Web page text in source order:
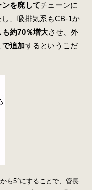
ンを廃してチェーンに
し、吸排気系もCB-1か
約70％増大させ、外
で追加するというこだ
ら5°にすることで、管長